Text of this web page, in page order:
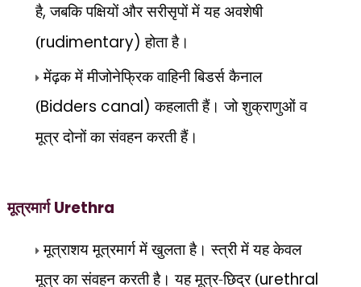
है,जबकि पक्षियों और सरीसृपों में यह अवशेषी
(rudimentary)होता है।
मेंढ़क में मीजोनेफ्रिक वाहिनी बिडर्स कैनाल
(Bidders canal)कहलाती हैं। जो शुक्राणुओं व
मूत्र दोनों का संवहन करती हैं।
मूत्रमार्ग Urethra
मूत्राशय मूत्रमार्ग में खुलता है। स्त्री में यह केवल
मूत्र का संवहन करती है। यह मूत्र-छिद्र (urethral